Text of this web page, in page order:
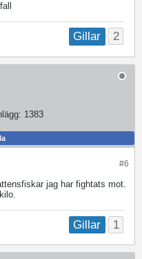
Gillar 2
1383
#6
jag har fightats mot.
Gillar 1